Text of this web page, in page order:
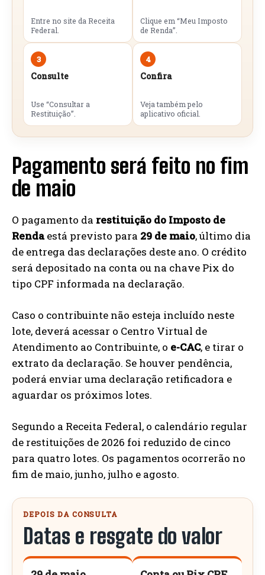
Entre no site da Receita
Federal.
Clique em “Meu Imposto
de Renda”.
3
Consulte
Use “Consultar a
Restituição”.
4
Confira
Veja também pelo
aplicativo oficial.
Pagamento será feito no fim
de maio
O pagamento da restituição do Imposto de
Rendaestá previsto para 29 de maio, último dia
de entrega das declarações deste ano. O crédito
será depositado na conta ou na chave Pix do
tipo CPF informada na declaração.
Caso o contribuinte não esteja incluído neste
lote, deverá acessar o Centro Virtual de
Atendimento ao Contribuinte, o e-CAC, e tirar o
extrato da declaração. Se houver pendência,
poderá enviar uma declaração retificadora e
aguardar os próximos lotes.
Segundo a Receita Federal, o calendário regular
de restituições de 2026 foi reduzido de cinco
para quatro lotes. Os pagamentos ocorrerão no
fim de maio, junho, julho e agosto.
DEPOIS DA CONSULTA
Datas e resgate do valor